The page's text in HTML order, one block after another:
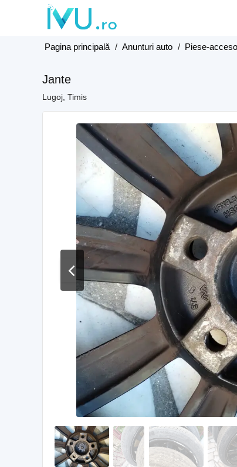
Pagina principală / Anunturi auto / Piese-
Jante
Lugoj, Timis